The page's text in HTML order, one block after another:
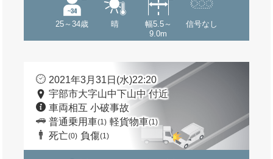
25～34歳 晴
幅5.5～
9.0m
信号なし
2021年3月31日(水)22:20
宇部市大字山中下山中 付近
車両相互 小破事故
普通乗用車(1) 軽貨物車(1)
死亡(0) 負傷(1)